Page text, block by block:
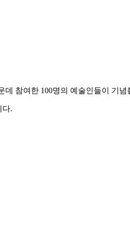
참여한 100명의 예술인들이 기념
다.